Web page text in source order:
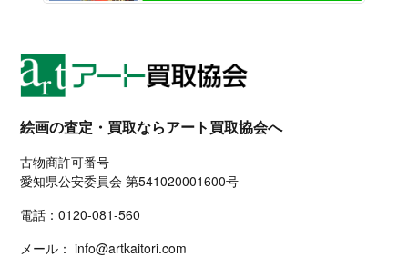
絵画の査定・買取ならアート買取協会へ
古物商許可番号
愛知県公安委員会 第541020001600号
電話：0120-081-560
メール： info@artkaitori.com